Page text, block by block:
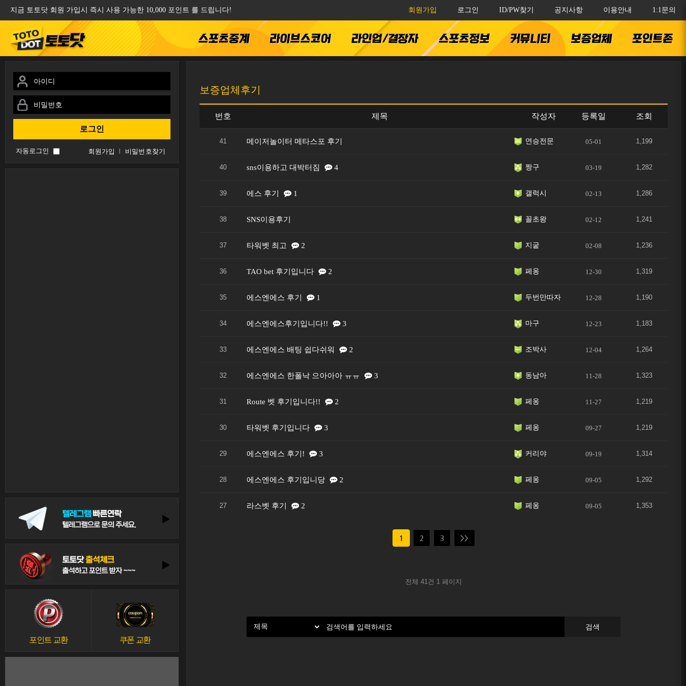
지금 토토닷 회원 가입시 즉시 사용 가능한 10,000 포인트 를 드립니다! 회원가입 로그인 ID/PW찾기 공지사항 이용안내 1:1문의
스포츠중계 라이브스코어 라인업/결장자 스포츠정보 커뮤니티 보증업체 포인트존
자동로그인 회원가입 비밀번호찾기
포인트 교환 쿠폰 교환
보증업체후기
번호 제목 작성자 등록일 조회
41 메이저놀이터 메타스포 후기 연승전문 05-01 1,199
40 sns이용하고 대박터짐 4 짱구 03-19 1,282
39 에스 후기 1 갤럭시 02-13 1,286
38 SNS이용후기 꼴초왕 02-12 1,241
37 타워벳 최고 2 지궅 02-08 1,236
36 TAO bet 후기입니다 2 페옹 12-30 1,319
35 에스엔에스 후기 1 두번만따자 12-28 1,190
34 에스엔에스후기입니다!! 3 마구 12-23 1,183
33 에스엔에스 배팅 쉽다쉬워 2 조박사 12-04 1,264
32 에스엔에스 한폴낙 으아아아 ㅠㅠ 3 동남아 11-28 1,323
31 Route 벳 후기입니다!! 2 페옹 11-27 1,219
30 타워벳 후기입니다 3 페옹 09-27 1,219
29 에스엔에스 후기! 3 커리야 09-19 1,314
28 에스엔에스 후기입니당 2 페옹 09-05 1,292
27 라스벳 후기 2 페옹 09-05 1,353
1 2 3 >>
전체 41건 1 페이지
검색